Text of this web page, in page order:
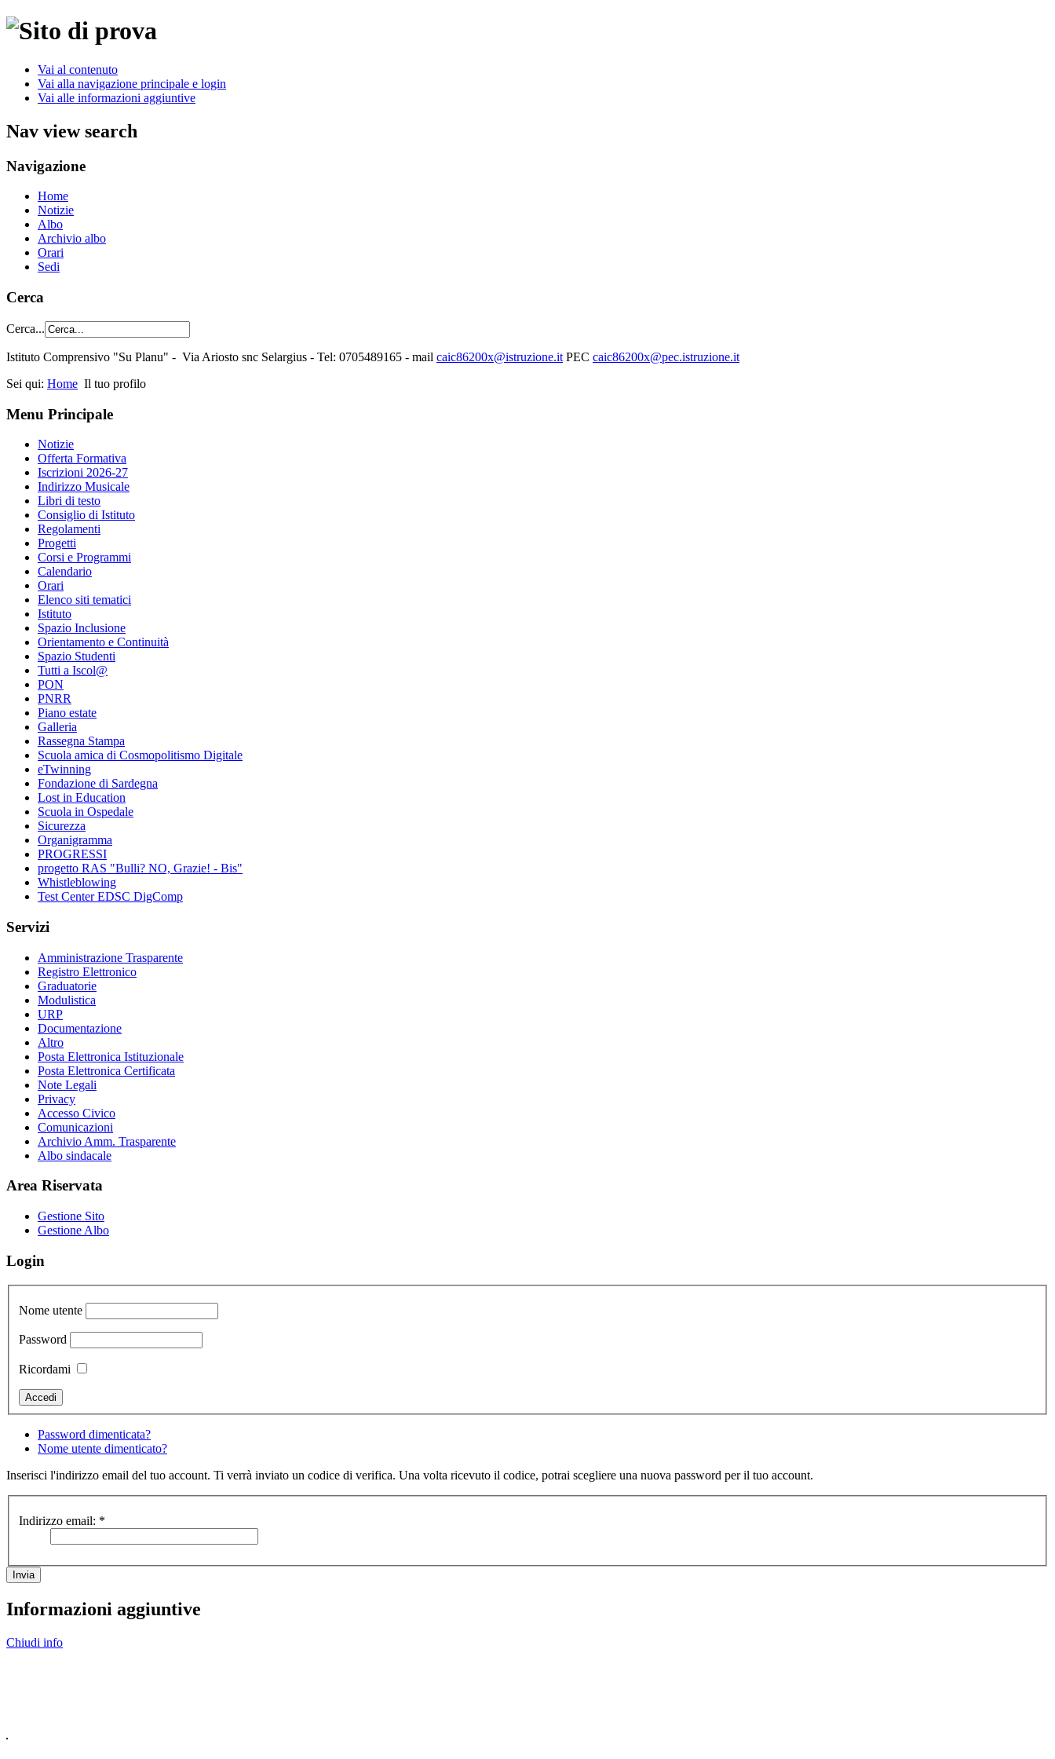
Vai al contenuto
Vai alla navigazione principale e login
Vai alle informazioni aggiuntive
Nav view search
Navigazione
Home
Notizie
Albo
Archivio albo
Orari
Sedi
Cerca
Cerca...
Istituto Comprensivo "Su Planu" - Via Ariosto snc Selargius - Tel: 0705489165 - mail caic86200x@istruzione.it PEC caic86200x@pec.istruzione.it
Sei qui: Home Il tuo profilo
Menu Principale
Notizie
Offerta Formativa
Iscrizioni 2026-27
Indirizzo Musicale
Libri di testo
Consiglio di Istituto
Regolamenti
Progetti
Corsi e Programmi
Calendario
Orari
Elenco siti tematici
Istituto
Spazio Inclusione
Orientamento e Continuità
Spazio Studenti
Tutti a Iscol@
PON
PNRR
Piano estate
Galleria
Rassegna Stampa
Scuola amica di Cosmopolitismo Digitale
eTwinning
Fondazione di Sardegna
Lost in Education
Scuola in Ospedale
Sicurezza
Organigramma
PROGRESSI
progetto RAS "Bulli? NO, Grazie! - Bis"
Whistleblowing
Test Center EDSC DigComp
Servizi
Amministrazione Trasparente
Registro Elettronico
Graduatorie
Modulistica
URP
Documentazione
Altro
Posta Elettronica Istituzionale
Posta Elettronica Certificata
Note Legali
Privacy
Accesso Civico
Comunicazioni
Archivio Amm. Trasparente
Albo sindacale
Area Riservata
Gestione Sito
Gestione Albo
Login
Nome utente
Password
Ricordami
Password dimenticata?
Nome utente dimenticato?
Inserisci l'indirizzo email del tuo account. Ti verrà inviato un codice di verifica. Una volta ricevuto il codice, potrai scegliere una nuova password per il tuo account.
Indirizzo email: *
Invia
Informazioni aggiuntive
Chiudi info